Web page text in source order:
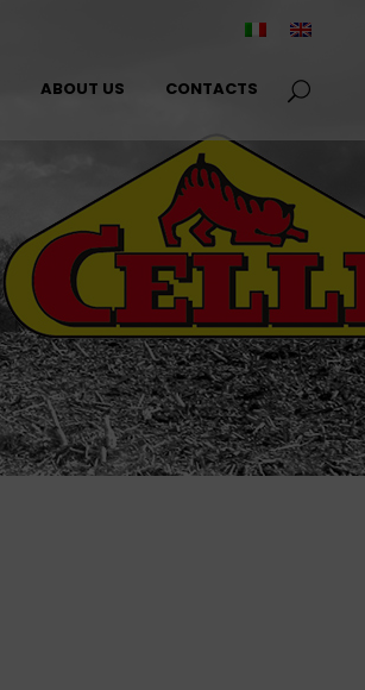
ABOUT US CONTACTS